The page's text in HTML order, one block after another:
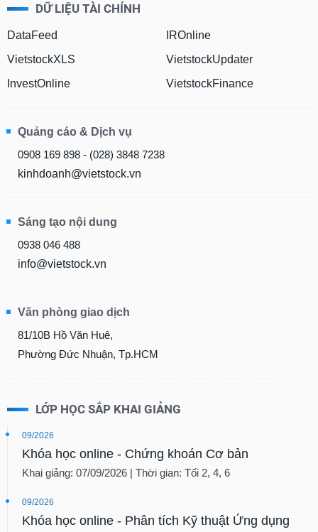
DỮ LIỆU TÀI CHÍNH
DataFeed
VietstockXLS
InvestOnline
IROnline
VietstockUpdater
VietstockFinance
Quảng cáo & Dịch vụ
0908 169 898 - (028) 3848 7238
kinhdoanh@vietstock.vn
Sáng tạo nội dung
0938 046 488
info@vietstock.vn
Văn phòng giao dịch
81/10B Hồ Văn Huê,
Phường Đức Nhuận, Tp.HCM
LỚP HỌC SẮP KHAI GIẢNG
09/2026
Khóa học online - Chứng khoán Cơ bản
Khai giảng: 07/09/2026 | Thời gian: Tối 2, 4, 6
09/2026
Khóa học online - Phân tích Kỹ thuật Ứng dụng